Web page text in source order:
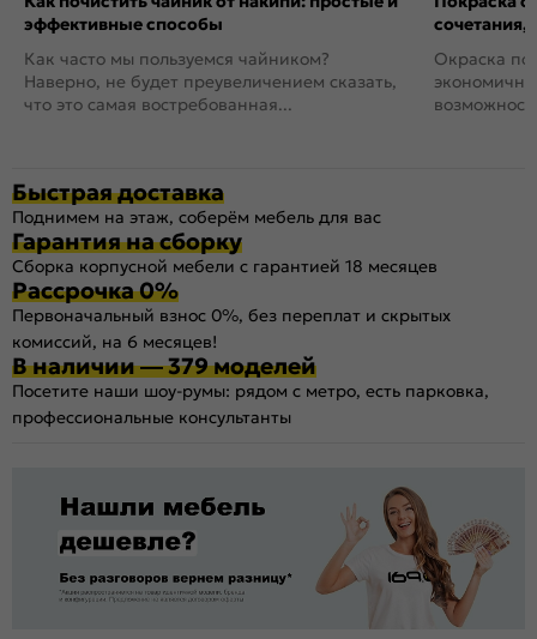
эффективные способы
Как часто мы пользуемся чайником?
Наверно, не будет преувеличением сказать,
что это самая востребованная...
сочетания,
Окраска
Быстрая доставка
Поднимем на этаж, соберём мебель для вас
Гарантия на сборку
Сборка корпусной мебели с гарантией 18 месяцев
Рассрочка 0%
Первоначальный взнос 0%, без переплат и скрытых
комиссий, на 6 месяцев!
В наличии — 379 моделей
Посетите наши шоу-румы: рядом с метро, есть парковка,
профессиональные консультанты